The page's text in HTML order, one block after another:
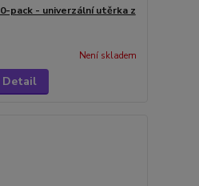
pack - univerzální utěrka z
Není skladem
Detail